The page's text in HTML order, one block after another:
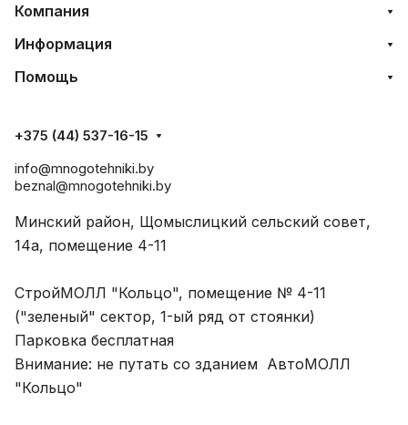
Компания
Информация
Помощь
+375 (44) 537-16-15
info@mnogotehniki.by
beznal@mnogotehniki.by
Минский район, Щомыслицкий сельский совет,
14а, помещение 4-11
СтройМОЛЛ "Кольцо", помещение № 4-11
("зеленый" сектор, 1-ый ряд от стоянки)
Парковка бесплатная
Внимание: не путать со зданием АвтоМОЛЛ
"Кольцо"